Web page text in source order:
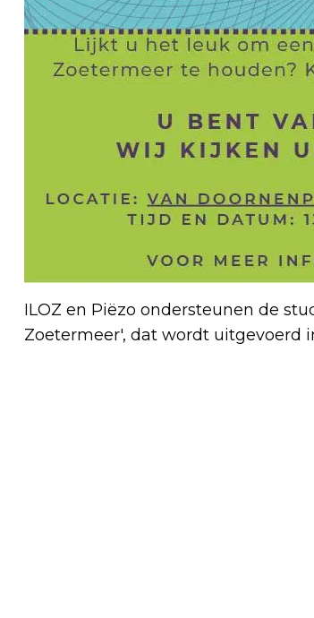
ILOZ en Piëzo ondersteunen de
Zoetermeer', dat wordt uitgevoerd